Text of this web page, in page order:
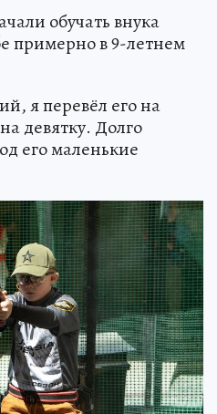
обучать внука
примерно в 9-летнем
я перевёл его на
девятку. Долго
его маленькие